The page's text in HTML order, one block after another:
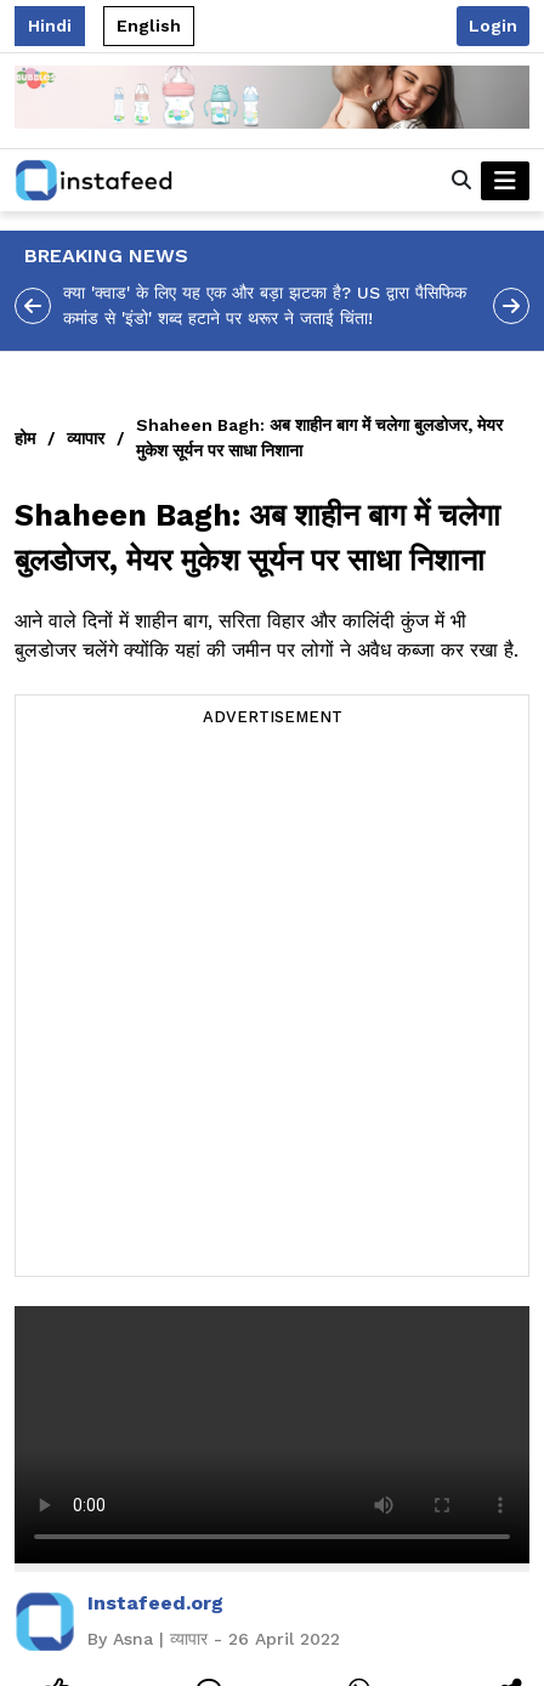
Hindi English Login
BREAKING NEWS
आलिया भट्ट का मज़ेदार 'शर्वरी कहाँ है?' पोस्ट, 'अल्फा' टीज़र पर
उठे सवालों का मज़ाकिया जवाब!
होम / व्यापार /
Shaheen Bagh: अब शाहीन बाग में चलेगा बुलडोजर, मेयर
मुकेश सूर्यन पर साधा निशाना
Shaheen Bagh: अब शाहीन बाग में चलेगा
बुलडोजर, मेयर मुकेश सूर्यन पर साधा निशाना
आने वाले दिनों में शाहीन बाग, सरिता विहार और कालिंदी कुंज में भी
बुलडोजर चलेंगे क्योंकि यहां की जमीन पर लोगों ने अवैध कब्जा कर रखा है.
ADVERTISEMENT
Instafeed.org
By Asna | व्यापार - 26 April 2022